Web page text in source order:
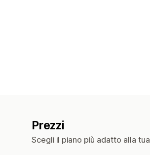
Prezzi
Scegli il piano più adatto alla